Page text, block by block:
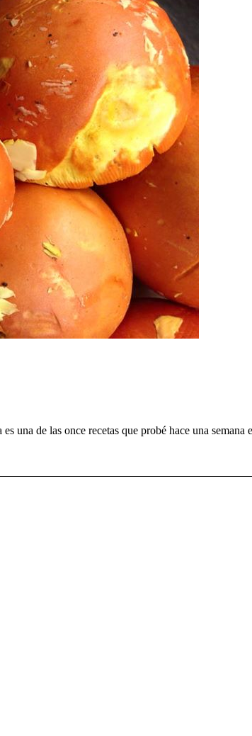
una de las once recetas que probé hace una